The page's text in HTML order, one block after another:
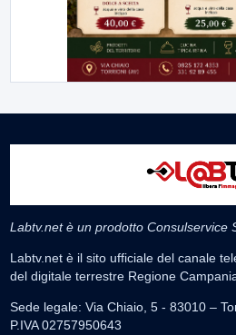
Labtv.net è un prodotto Consulservice
Labtv.net è il sito ufficiale del canale
del digitale terrestre Regione
Sede legale: Via Chiaio, 5 - 83010 –
P.IVA 02757950643